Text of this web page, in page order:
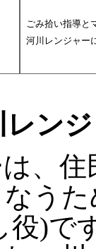
ごみ拾い指導と
河川レンジャー
レン
、
う
役)で